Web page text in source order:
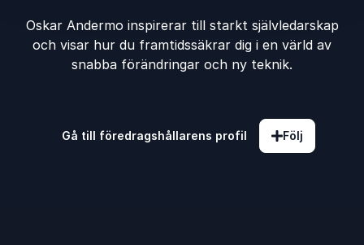
Oskar Andermo inspirerar till starkt självledarskap
och visar hur du framtidssäkrar dig i en värld av
snabba förändringar och ny teknik.
Gå till föredragshållarens profil Följ